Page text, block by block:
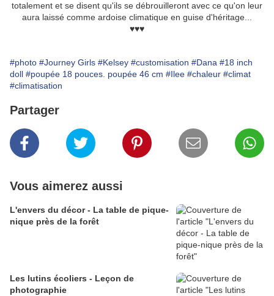
totalement et se disent qu'ils se débrouilleront avec ce qu'on leur
aura laissé comme ardoise climatique en guise d'héritage...
♥♥♥
#photo #Journey Girls #Kelsey #customisation #Dana #18 inch
doll #poupée 18 pouces. poupée 46 cm #Ilee #chaleur #climat
#climatisation
Partager
Vous aimerez aussi
L'envers du décor - La table de pique-
nique près de la forêt
Les lutins écoliers - Leçon de
photographie